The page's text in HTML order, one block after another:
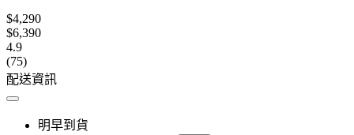
$4,290
$6,390
4.9
(75)
配送資訊
明早到貨